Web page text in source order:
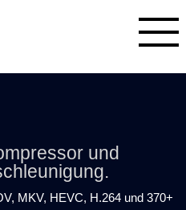
und
MKV, HEVC, H.264 und 370+